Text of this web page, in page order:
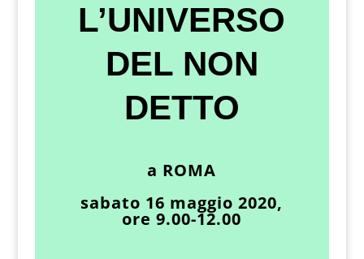
L’UNIVERSO
DEL NON
DETTO
a ROMA
sabato 16 maggio 2020,
ore 9.00-12.00